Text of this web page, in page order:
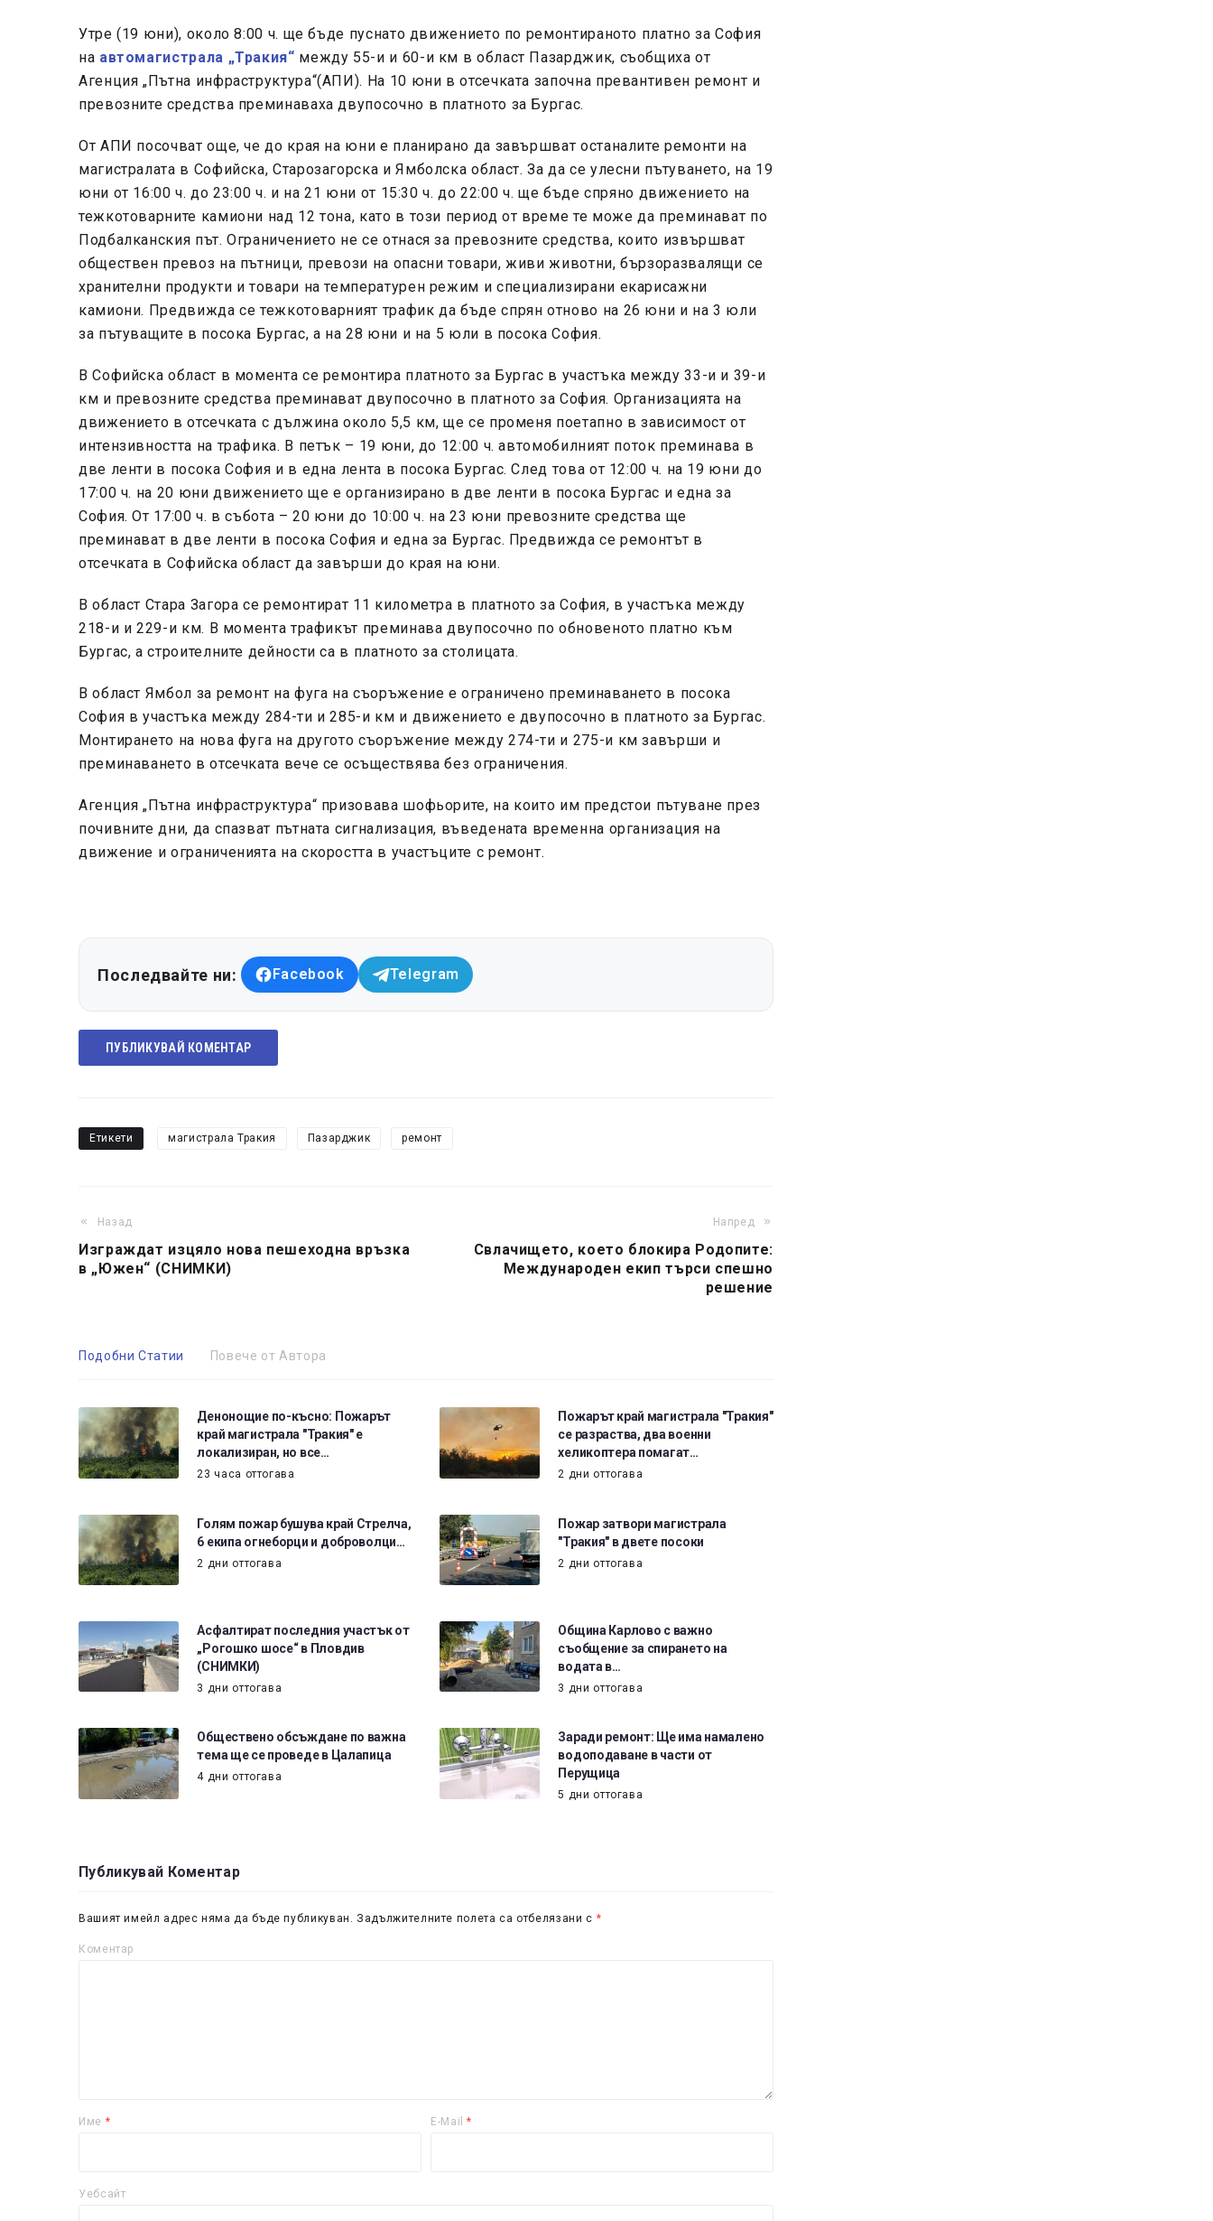
Утре (19 юни), около 8:00 ч. ще бъде пуснато движението по ремонтираното платно за София
на автомагистрала „Тракия“ между 55-и и 60-и км в област Пазарджик, съобщиха от
Агенция „Пътна инфраструктура“(АПИ). На 10 юни в отсечката започна превантивен ремонт и
превозните средства преминаваха двупосочно в платното за Бургас.
От АПИ посочват още, че до края на юни е планирано да завършват останалите ремонти на
магистралата в Софийска, Старозагорска и Ямболска област. За да се улесни пътуването, на 19
юни от 16:00 ч. до 23:00 ч. и на 21 юни от 15:30 ч. до 22:00 ч. ще бъде спряно движението на
тежкотоварните камиони над 12 тона, като в този период от време те може да преминават по
Подбалканския път. Ограничението не се отнася за превозните средства, които извършват
обществен превоз на пътници, превози на опасни товари, живи животни, бързоразвалящи се
хранителни продукти и товари на температурен режим и специализирани екарисажни
камиони. Предвижда се тежкотоварният трафик да бъде спрян отново на 26 юни и на 3 юли
за пътуващите в посока Бургас, а на 28 юни и на 5 юли в посока София.
В Софийска област в момента се ремонтира платното за Бургас в участъка между 33-и и 39-и
км и превозните средства преминават двупосочно в платното за София. Организацията на
движението в отсечката с дължина около 5,5 км, ще се променя поетапно в зависимост от
интензивността на трафика. В петък – 19 юни, до 12:00 ч. автомобилният поток преминава в
две ленти в посока София и в една лента в посока Бургас. След това от 12:00 ч. на 19 юни до
17:00 ч. на 20 юни движението ще е организирано в две ленти в посока Бургас и една за
София. От 17:00 ч. в събота – 20 юни до 10:00 ч. на 23 юни превозните средства ще
преминават в две ленти в посока София и една за Бургас. Предвижда се ремонтът в
отсечката в Софийска област да завърши до края на юни.
В област Стара Загора се ремонтират 11 километра в платното за София, в участъка между
218-и и 229-и км. В момента трафикът преминава двупосочно по обновеното платно към
Бургас, а строителните дейности са в платното за столицата.
В област Ямбол за ремонт на фуга на съоръжение е ограничено преминаването в посока
София в участъка между 284-ти и 285-и км и движението е двупосочно в платното за Бургас.
Монтирането на нова фуга на другото съоръжение между 274-ти и 275-и км завърши и
преминаването в отсечката вече се осъществява без ограничения.
Агенция „Пътна инфраструктура“ призовава шофьорите, на които им предстои пътуване през
почивните дни, да спазват пътната сигнализация, въведената временна организация на
движение и ограниченията на скоростта в участъците с ремонт.
Последвайте ни: Facebook Telegram
ПУБЛИКУВАЙ КОМЕНТАР
Етикети магистрала Тракия Пазарджик ремонт
Назад
Изграждат изцяло нова пешеходна връзка
в „Южен“ (СНИМКИ)
Напред
Свлачището, което блокира Родопите:
Международен екип търси спешно
решение
Подобни Статии Повече от Автора
Денонощие по-късно: Пожарът
край магистрала "Тракия" е
локализиран, но все…
23 часа оттогава
Пожарът край магистрала "Тракия"
се разраства, два военни
хеликоптера помагат…
2 дни оттогава
Голям пожар бушува край Стрелча,
6 екипа огнеборци и доброволци…
2 дни оттогава
Пожар затвори магистрала
"Тракия" в двете посоки
2 дни оттогава
Асфалтират последния участък от
„Рогошко шосе“ в Пловдив
(СНИМКИ)
3 дни оттогава
Община Карлово с важно
съобщение за спирането на
водата в…
3 дни оттогава
Обществено обсъждане по важна
тема ще се проведе в Цалапица
4 дни оттогава
Заради ремонт: Ще има намалено
водоподаване в части от
Перущица
5 дни оттогава
Публикувай Коментар
Вашият имейл адрес няма да бъде публикуван. Задължителните полета са отбелязани с *
Коментар
Име * E-Mail*
Уебсайт